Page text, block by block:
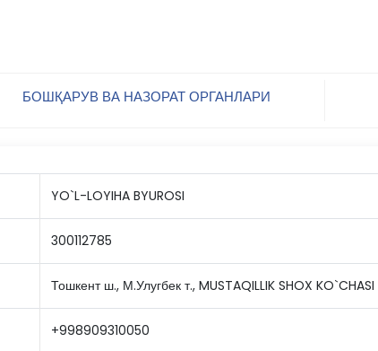
БОШҚАРУВ ВА НАЗОРАТ ОРГАНЛАРИ
YO`L-LOYIHA BYUROSI
300112785
Тошкент ш., М.Улугбек т., MUSTAQILLIK SHOX KO`CHASI
+998909310050